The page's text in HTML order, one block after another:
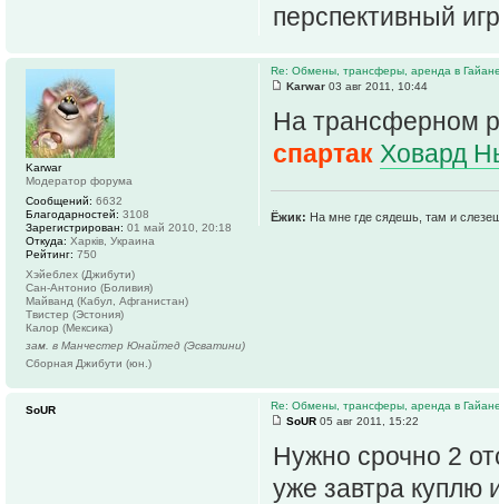
перспективный
Re: Обмены, трансферы, аренда в
Karwar 03 авг 2011, 10:44
На трансферном
спартак Ховард
Ёжик: На мне где сядешь, там и
Karwar
Модератор форума
Сообщений: 6632
Благодарностей: 3108
Зарегистрирован: 01 май 2010, 20:18
Откуда: Харків, Украина
Рейтинг: 750
Хэйеблех (Джибути)
Сан-Антонио (Боливия)
Майванд (Кабул, Афганистан)
Твистер (Эстония)
Калор (Мексика)
зам. в Манчестер Юнайтед (Эсватини)
Сборная Джибути (юн.)
Re: Обмены, трансферы, аренда в
SoUR 05 авг 2011, 15:22
Нужно срочно 2
уже завтра куплю
SoUR